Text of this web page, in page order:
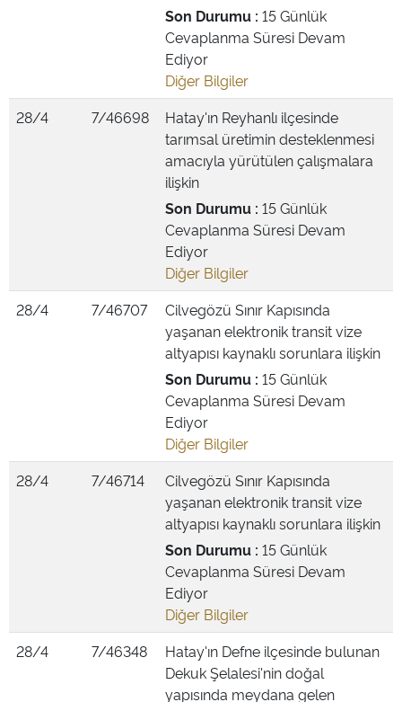
Son Durumu : 15 Günlük
Cevaplanma Süresi Devam
Ediyor
Diğer Bilgiler
28/4
7/46698
Hatay'ın Reyhanlı ilçesinde
tarımsal üretimin desteklenmesi
amacıyla yürütülen çalışmalara
ilişkin
Son Durumu : 15 Günlük
Cevaplanma Süresi Devam
Ediyor
Diğer Bilgiler
28/4
7/46707
Cilvegözü Sınır Kapısında
yaşanan elektronik transit vize
altyapısı kaynaklı sorunlara ilişkin
Son Durumu : 15 Günlük
Cevaplanma Süresi Devam
Ediyor
Diğer Bilgiler
28/4
7/46714
Cilvegözü Sınır Kapısında
yaşanan elektronik transit vize
altyapısı kaynaklı sorunlara ilişkin
Son Durumu : 15 Günlük
Cevaplanma Süresi Devam
Ediyor
Diğer Bilgiler
28/4
7/46348
Hatay'ın Defne ilçesinde bulunan
Dekuk Şelalesi'nin doğal
yapısında meydana gelen